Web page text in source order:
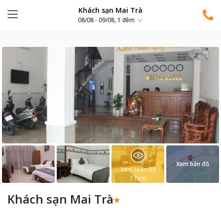
Khách sạn Mai Trà
08/08 - 09/08, 1 đêm
Khách sạn Mai Trà
Xem toàn bộ
7 hình
Xem bản đồ